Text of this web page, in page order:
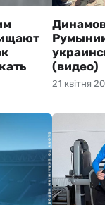
21 квітня
(видео)